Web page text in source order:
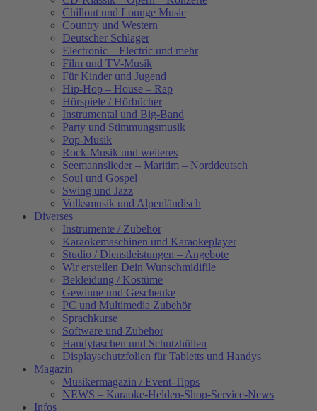
Chillout und Lounge Music
Country und Western
Deutscher Schlager
Electronic – Electric und mehr
Film und TV-Musik
Für Kinder und Jugend
Hip-Hop – House – Rap
Hörspiele / Hörbücher
Instrumental und Big-Band
Party und Stimmungsmusik
Pop-Musik
Rock-Musik und weiteres
Seemannslieder – Maritim – Norddeutsch
Soul und Gospel
Swing und Jazz
Volksmusik und Alpenländisch
Diverses
Instrumente / Zubehör
Karaokemaschinen und Karaokeplayer
Studio / Dienstleistungen – Angebote
Wir erstellen Dein Wunschmidifile
Bekleidung / Kostüme
Gewinne und Geschenke
PC und Multimedia Zubehör
Sprachkurse
Software und Zubehör
Handytaschen und Schutzhüllen
Displayschutzfolien für Tabletts und Handys
Magazin
Musikermagazin / Event-Tipps
NEWS – Karaoke-Helden-Shop-Service-News
Infos